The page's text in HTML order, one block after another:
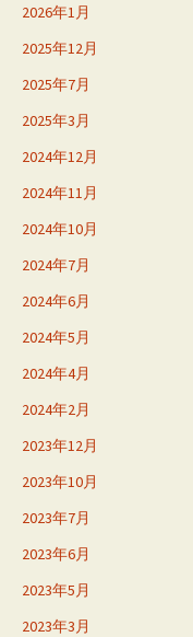
2026年1月
2025年12月
2025年7月
2025年3月
2024年12月
2024年11月
2024年10月
2024年7月
2024年6月
2024年5月
2024年4月
2024年2月
2023年12月
2023年10月
2023年7月
2023年6月
2023年5月
2023年3月